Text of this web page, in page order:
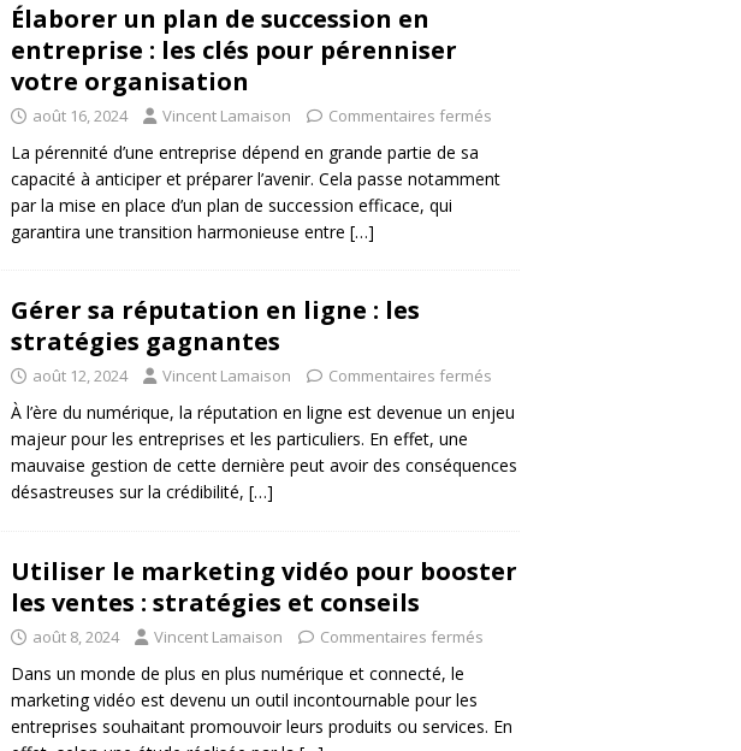
Élaborer un plan de succession en
entreprise : les clés pour pérenniser
votre organisation
août 16, 2024 Vincent Lamaison Commentaires fermés
La pérennité d’une entreprise dépend en grande partie de sa
capacité à anticiper et préparer l’avenir. Cela passe notamment
par la mise en place d’un plan de succession efficace, qui
garantira une transition harmonieuse entre […]
Gérer sa réputation en ligne : les
stratégies gagnantes
août 12, 2024 Vincent Lamaison Commentaires fermés
À l’ère du numérique, la réputation en ligne est devenue un enjeu
majeur pour les entreprises et les particuliers. En effet, une
mauvaise gestion de cette dernière peut avoir des conséquences
désastreuses sur la crédibilité, […]
Utiliser le marketing vidéo pour booster
les ventes : stratégies et conseils
août 8, 2024 Vincent Lamaison Commentaires fermés
Dans un monde de plus en plus numérique et connecté, le
marketing vidéo est devenu un outil incontournable pour les
entreprises souhaitant promouvoir leurs produits ou services. En